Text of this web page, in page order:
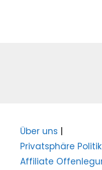
Über uns |
Privatsphäre Politik
Affiliate